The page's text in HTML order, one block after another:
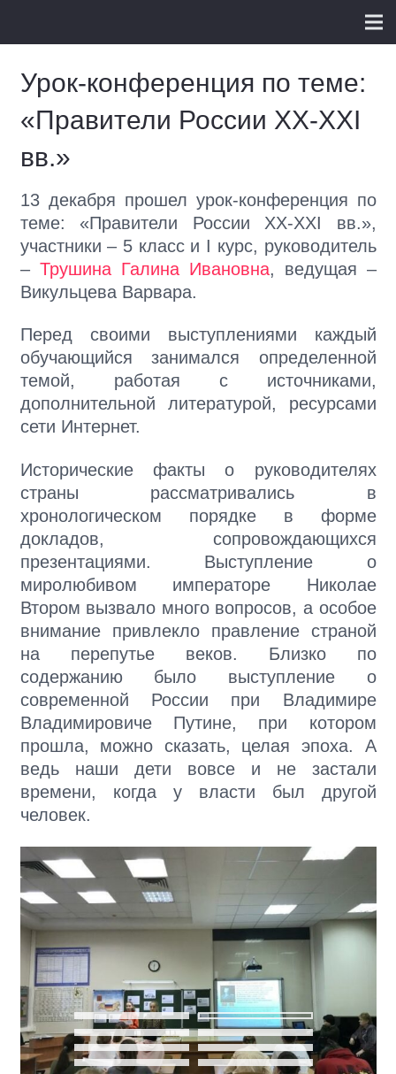
Урок-конференция по теме:
«Правители России XX-XXI
вв.»
13 декабря прошел урок-конференция по
теме: «Правители России XX-XXI вв.»,
участники – 5 класс и I курс, руководитель
– Трушина Галина Ивановна, ведущая –
Викульцева Варвара.
Перед своими выступлениями каждый
обучающийся занимался определенной
темой, работая с источниками,
дополнительной литературой, ресурсами
сети Интернет.
Исторические факты о руководителях
страны рассматривались в
хронологическом порядке в форме
докладов, сопровождающихся
презентациями. Выступление о
миролюбивом императоре Николае
Втором вызвало много вопросов, а особое
внимание привлекло правление страной
на перепутье веков. Близко по
содержанию было выступление о
современной России при Владимире
Владимировиче Путине, при котором
прошла, можно сказать, целая эпоха. А
ведь наши дети вовсе и не застали
времени, когда у власти был другой
человек.